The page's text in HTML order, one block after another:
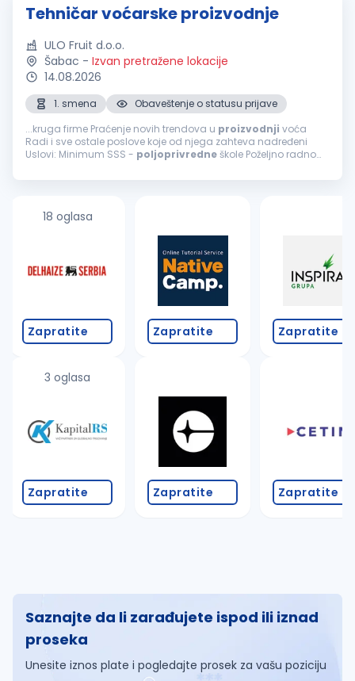
Tehničar voćarske proizvodnje
ULO Fruit d.o.o.
Šabac - Izvan pretražene lokacije
14.08.2026
1. smena
Obaveštenje o statusu prijave
...kruga firme Praćenje novih trendova u proizvodnji voća
Radi i sve ostale poslove koje od njega zahteva nadređeni
Uslovi: Minimum SSS - poljoprivredneškole Poželjno radno
grupe...
18 oglasa
Zapratite
3 oglasa
Zapratite
Zapratite
Zapratite
Zapratite
Zapratite
Saznajte da li zarađujete ispod ili iznad
proseka
Unesite iznos plate i pogledajte prosek za vašu poziciju